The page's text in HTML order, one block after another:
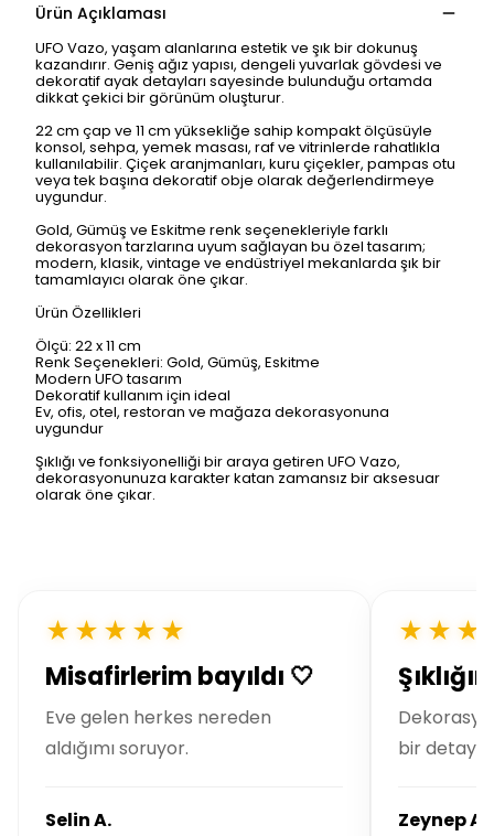
Ürün Açıklaması
UFO Vazo, yaşam alanlarına estetik ve şık bir dokunuş
kazandırır. Geniş ağız yapısı, dengeli yuvarlak gövdesi ve
dekoratif ayak detayları sayesinde bulunduğu ortamda
dikkat çekici bir görünüm oluşturur.
22 cm çap ve 11 cm yüksekliğe sahip kompakt ölçüsüyle
konsol, sehpa, yemek masası, raf ve vitrinlerde rahatlıkla
kullanılabilir. Çiçek aranjmanları, kuru çiçekler, pampas otu
veya tek başına dekoratif obje olarak değerlendirmeye
uygundur.
Gold, Gümüş ve Eskitme renk seçenekleriyle farklı
dekorasyon tarzlarına uyum sağlayan bu özel tasarım;
modern, klasik, vintage ve endüstriyel mekanlarda şık bir
tamamlayıcı olarak öne çıkar.
Ürün Özellikleri
Ölçü: 22 x 11 cm
Renk Seçenekleri: Gold, Gümüş, Eskitme
Modern UFO tasarım
Dekoratif kullanım için ideal
Ev, ofis, otel, restoran ve mağaza dekorasyonuna
uygundur
Şıklığı ve fonksiyonelliği bir araya getiren UFO Vazo,
dekorasyonunuza karakter katan zamansız bir aksesuar
olarak öne çıkar.
★★★★★
Misafirlerim bayıldı 🤍
Eve gelen herkes nereden
aldığımı soruyor.
Selin A.
bir detay.
Zeynep A.